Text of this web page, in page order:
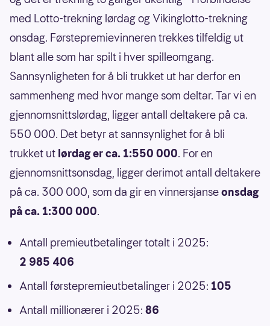
med Lotto-trekning lørdag og Vikinglotto-trekning
onsdag. Førstepremievinneren trekkes tilfeldig ut
blant alle som har spilt i hver spilleomgang.
Sannsynligheten for å bli trukket ut har derfor en
sammenheng med hvor mange som deltar. Tar vi en
gjennomsnittslørdag, ligger antall deltakere på ca.
550 000. Det betyr at sannsynlighet for å bli
trukket ut lørdag er ca. 1:550 000. For en
gjennomsnittsonsdag, ligger derimot antall deltakere
på ca. 300 000, som da gir en vinnersjanseonsdag
på ca. 1:300 000.
Antall premieutbetalinger totalt i 2025:
2 985 406
Antall førstepremieutbetalinger i 2025: 105
Antall millionærer i 2025: 86